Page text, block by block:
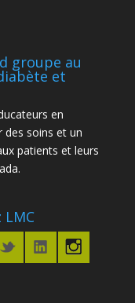
groupe au
et
en
des soins et un
patients et leurs
LMC